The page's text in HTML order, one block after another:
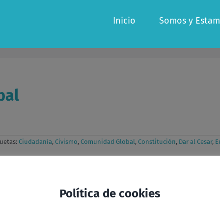
Inicio Somos y
Ciudadanía, Civismo, Comunidad Global, Constitución, Dar al Cesar,
Política de cookies